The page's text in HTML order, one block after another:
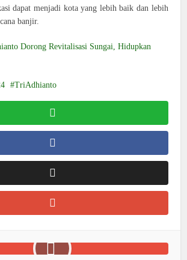
dapat menjadi kota yang lebih baik dan lebih
banjir.
Dorong Revitalisasi Sungai, Hidupkan
TriAdhianto